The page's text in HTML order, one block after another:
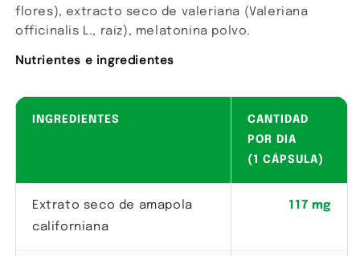
flores), extracto seco de valeriana (Valeriana
officinalis L., raíz), melatonina polvo.
Nutrientes e ingredientes
INGREDIENTES
CANTIDAD
POR DIA
(1 CÁPSULA)
Extrato seco de amapola
californiana
117 mg